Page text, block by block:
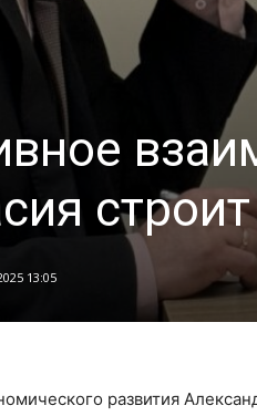
13:05
развития